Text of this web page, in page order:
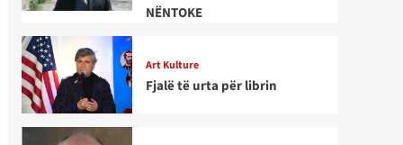
NËNTOKE
Art Kulture
Fjalë të urta për librin